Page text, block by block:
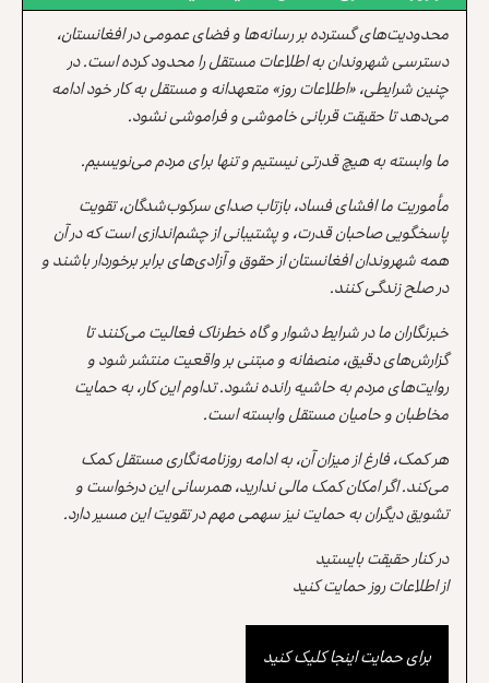
محدودیت‌های گسترده بر رسانه‌ها و فضای عمومی در افغانستان،
دسترسی شهروندان به اطلاعات مستقل را محدود کرده است. در
چنین شرایطی، «اطلاعات روز» متعهدانه و مستقل به کار خود ادامه
می‌دهد تا حقیقت قربانی خاموشی و فراموشی نشود.
ما وابسته به هیچ قدرتی نیستیم و تنها برای مردم می‌نویسیم.
مأموریت ما افشای فساد، بازتاب صدای سرکوب‌شدگان، تقویت
پاسخگویی صاحبان قدرت، و پشتیبانی از چشم‌اندازی است که در آن
همه شهروندان افغانستان از حقوق و آزادی‌های برابر برخوردار باشند و
در صلح زندگی کنند.
خبرنگاران ما در شرایط دشوار و گاه خطرناک فعالیت می‌کنند تا
گزارش‌های دقیق، منصفانه و مبتنی بر واقعیت منتشر شود و
روایت‌های مردم به حاشیه رانده نشود. تداوم این کار، به حمایت
مخاطبان و حامیان مستقل وابسته است.
هر کمک، فارغ از میزان آن، به ادامه روزنامه‌نگاری مستقل کمک
می‌کند. اگر امکان کمک مالی ندارید، همرسانی این درخواست و
تشویق دیگران به حمایت نیز سهمی مهم در تقویت این مسیر دارد.
در کنار حقیقت بایستید
از اطلاعات روز حمایت کنید
برای حمایت اینجا کلیک کنید